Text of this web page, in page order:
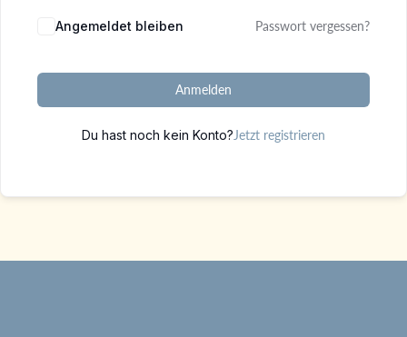
Alternative:
Angemeldet bleiben Passwort vergessen?
Anmelden
Du hast noch kein Konto?Jetzt registrieren